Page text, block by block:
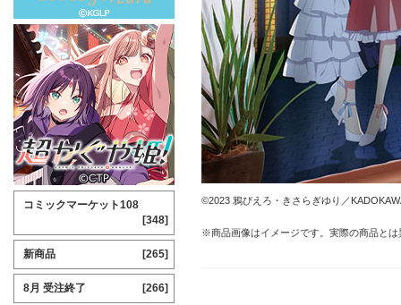
©2023 鴉ぴえろ・きさらぎゆり／
※商品画像はイメージです。実際の商品と
コミックマーケット108
[348]
新商品 [265]
8月 受注終了 [266]